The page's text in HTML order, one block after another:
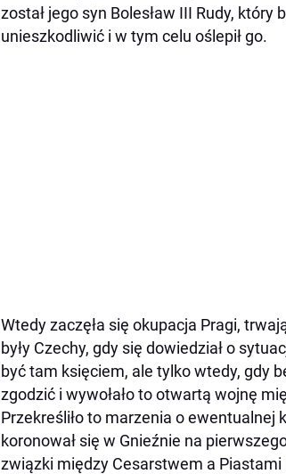
został jego syn Bolesław III Rudy, który
unieszkodliwić i w tym celu oślepił go.
Wtedy zaczęła się okupacja Pragi,
były Czechy, gdy się dowiedział o
być tam księciem, ale tylko wtedy, gdy
zgodzić i wywołało to otwartą wojnę
Przekreśliło to marzenia o ewentualnej
koronował się w Gnieźnie na
związki między Cesarstwem a